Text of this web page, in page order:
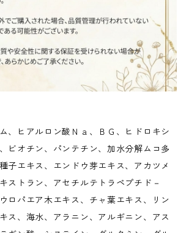
、ヒアルロン酸Ｎａ、ＢＧ、ヒドロキシ
ビオチン、パンテチン、加水分解ムコ多
子エキス、エンドウ芽エキス、アカツメ
ストラン、アセチルテトラペプチド－
ロパエア木エキス、チャ葉エキス、リン
ス、海水、アラニン、アルギニン、アス